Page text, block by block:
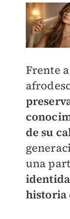
Frente
de su
una
historia